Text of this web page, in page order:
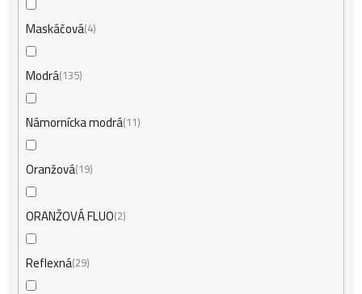
Maskáčová 4
Modrá 135
Námornícka modrá 11
Oranžová 19
ORANŽOVÁ FLUO 2
Reflexná 29